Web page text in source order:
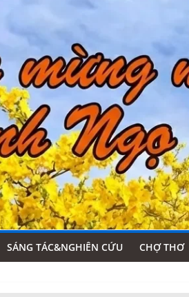
SÁNG TÁC&NGHIÊN CỨU CHỢ THƠ